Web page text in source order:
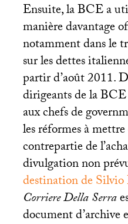
Ensuite, laBCEa
manière davantage
notamment dans le
sur les dettes
partir d’août 2011.
dirigeants de laBCE
aux chefs de
les réformes à
contrepartie de
divulgation non
destination de
Corriere Della Serra
document d’archive